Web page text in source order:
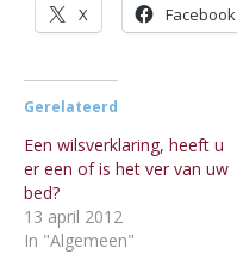
X Facebook
Gerelateerd
Een wilsverklaring, heeft u
er een of is het ver van uw
bed?
13 april 2012
In "Algemeen"